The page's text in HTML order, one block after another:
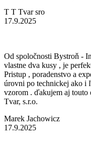
T T Tvar sro
17.9.2025
Od spoločnosti Bystroň -
vlastne dva kusy , je
Pristup , poradenstvo a
úrovni po technickej ako i
vzorom . ďakujem aj touto
Tvar, s.r.o.
Marek Jachowicz
17.9.2025